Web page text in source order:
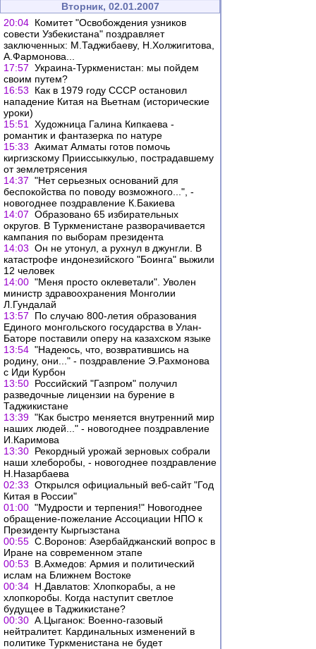
Вторник, 02.01.2007
20:04 Комитет "Освобождения узников
совести Узбекистана" поздравляет
заключенных: М.Таджибаеву, Н.Холжигитова,
А.Фармонова...
17:57 Украина-Туркменистан: мы пойдем
своим путем?
16:53
Как в 1979 году СССР остановил
нападение Китая на Вьетнам (исторические
уроки)
15:51
Художница Галина Кипкаева -
романтик и фантазерка по натуре
15:33 Акимат Алматы готов помочь
киргизскому Прииссыккулью, пострадавшему
от землетрясения
14:37 "Нет серьезных оснований для
беспокойства по поводу возможного...", -
новогоднее поздравление К.Бакиева
14:07 Образовано 65 избирательных
округов. В Туркменистане разворачивается
кампания по выборам президента
14:03 Он не утонул, а рухнул в джунгли. В
катастрофе индонезийского "Боинга" выжили
12 человек
14:00 "Меня просто оклеветали". Уволен
министр здравоохранения Монголии
Л.Гундалай
13:57
По случаю 800-летия образования
Единого монгольского государства в Улан-
Баторе поставили оперу на казахском языке
13:54 "Надеюсь, что, возвратившись на
родину, они..." - поздравление Э.Рахмонова
с Иди Курбон
13:50 Российский "Газпром" получил
разведочные лицензии на бурение в
Таджикистане
13:39 "Как быстро меняется внутренний мир
наших людей..." - новогоднее поздравление
И.Каримова
13:30 Рекордный урожай зерновых собрали
наши хлеборобы, - новогоднее поздравление
Н.Назарбаева
02:33 Открылся официальный веб-сайт "Год
Китая в России"
01:00 "Мудрости и терпения!" Новогоднее
обращение-пожелание Ассоциации НПО к
Президенту Кыргызстана
00:55 С.Воронов: Азербайджанский вопрос в
Иране на современном этапе
00:53
В.Ахмедов: Армия и политический
ислам на Ближнем Востоке
00:34 Н.Давлатов: Хлопкорабы, а не
хлопкоробы. Когда наступит светлое
будущее в Таджикистане?
00:30 А.Цыганок: Военно-газовый
нейтралитет. Кардинальных изменений в
политике Туркменистана не будет